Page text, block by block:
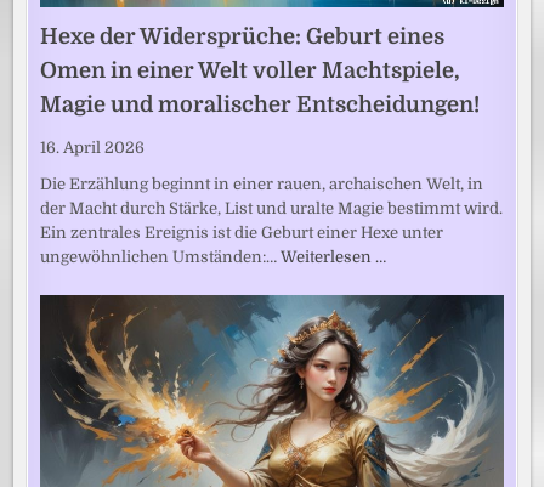
Hexe der Widersprüche: Geburt eines
Omen in einer Welt voller Machtspiele,
Magie und moralischer Entscheidungen!
16. April 2026
Die Erzählung beginnt in einer rauen, archaischen Welt, in
der Macht durch Stärke, List und uralte Magie bestimmt wird.
Ein zentrales Ereignis ist die Geburt einer Hexe unter
ungewöhnlichen Umständen:…Weiterlesen …